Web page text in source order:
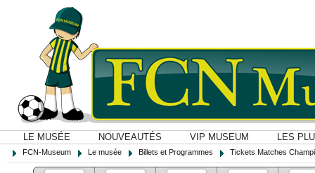
LE MUSÉE NOUVEAUTÉS VIP MUSEUM LES
FCN-Museum Le musée Billets et Programmes Tickets Matches